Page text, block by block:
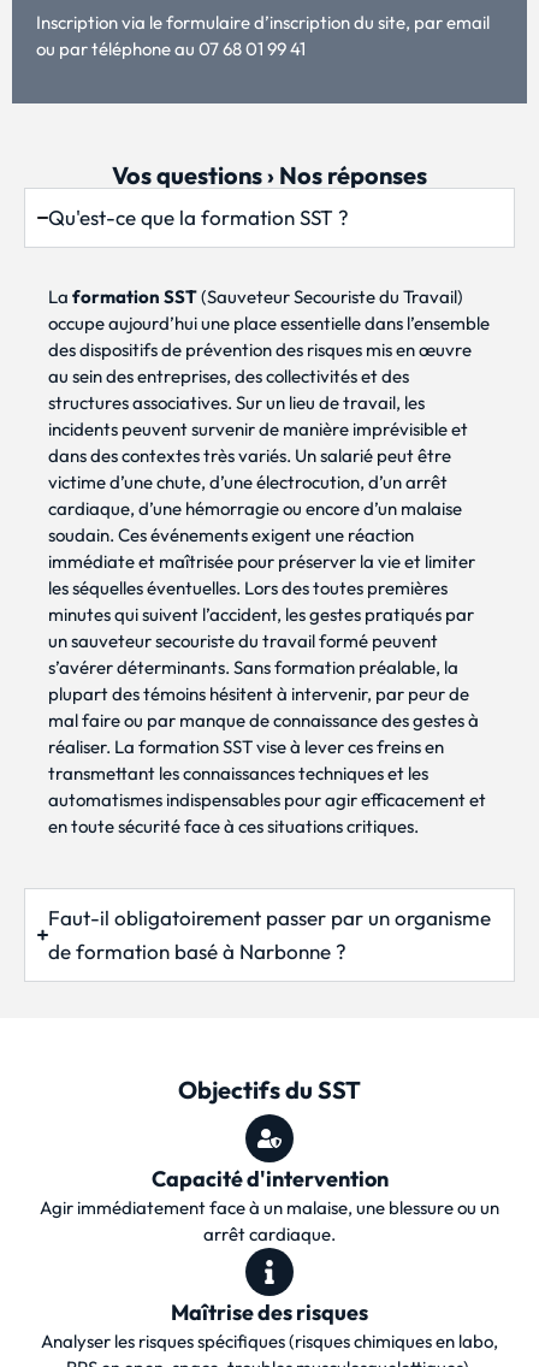
Inscription via le formulaire d’inscription du site, par email
ou par téléphone au 07 68 01 99 41
Vos questions › Nos réponses
Qu'est-ce que la formation SST ?
La formation SST(Sauveteur Secouriste du Travail)
occupe aujourd’hui une place essentielle dans l’ensemble
des dispositifs de prévention des risques mis en œuvre
au sein des entreprises, des collectivités et des
structures associatives. Sur un lieu de travail, les
incidents peuvent survenir de manière imprévisible et
dans des contextes très variés. Un salarié peut être
victime d’une chute, d’une électrocution, d’un arrêt
cardiaque, d’une hémorragie ou encore d’un malaise
soudain. Ces événements exigent une réaction
immédiate et maîtrisée pour préserver la vie et limiter
les séquelles éventuelles. Lors des toutes premières
minutes qui suivent l’accident, les gestes pratiqués par
un sauveteur secouriste du travail formé peuvent
s’avérer déterminants. Sans formation préalable, la
plupart des témoins hésitent à intervenir, par peur de
mal faire ou par manque de connaissance des gestes à
réaliser. La formation SST vise à lever ces freins en
transmettant les connaissances techniques et les
automatismes indispensables pour agir efficacement et
en toute sécurité face à ces situations critiques.
Faut-il obligatoirement passer par un organisme
de formation basé à Narbonne ?
Objectifs du SST
Capacité d'intervention
Agir immédiatement face à un malaise, une blessure ou un
arrêt cardiaque.
Maîtrise des risques
Analyser les risques spécifiques (risques chimiques en labo,